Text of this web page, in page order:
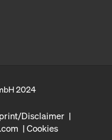
2024
Disclaimer
Cookies